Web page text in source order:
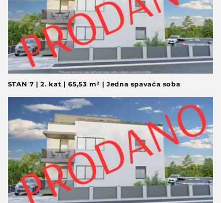
STAN 7 | 2. kat | 65,53 m² | Jedna spavaća soba